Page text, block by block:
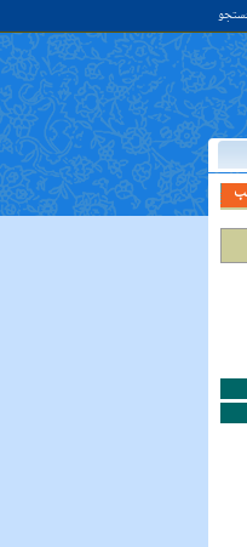
ديدى، به او خدمت کن. ( غررالحکم ح ۴۰۴۴ )